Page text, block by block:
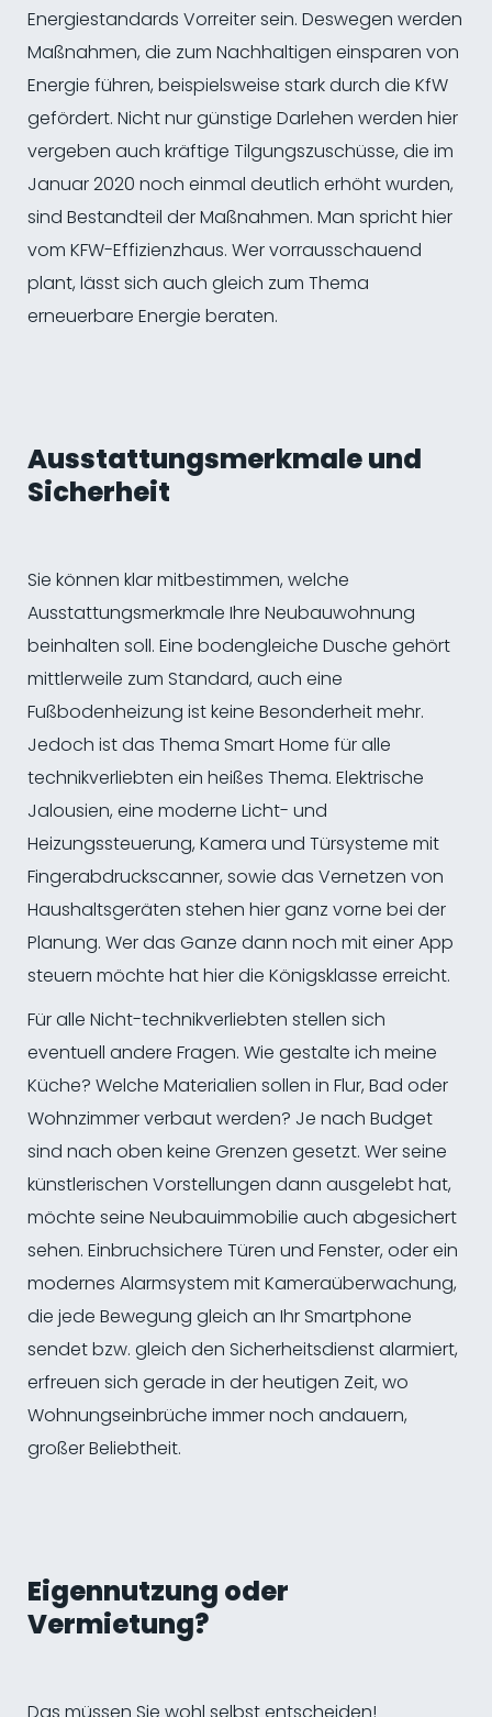
Energiestandards Vorreiter sein. Deswegen werden
Maßnahmen, die zum Nachhaltigen einsparen von
Energie führen, beispielsweise stark durch die KfW
gefördert. Nicht nur günstige Darlehen werden hier
vergeben auch kräftige Tilgungszuschüsse, die im
Januar 2020 noch einmal deutlich erhöht wurden,
sind Bestandteil der Maßnahmen. Man spricht hier
vom KFW-Effizienzhaus. Wer vorrausschauend
plant, lässt sich auch gleich zum Thema
erneuerbare Energie beraten.
Ausstattungsmerkmale und
Sicherheit
Sie können klar mitbestimmen, welche
Ausstattungsmerkmale Ihre Neubauwohnung
beinhalten soll. Eine bodengleiche Dusche gehört
mittlerweile zum Standard, auch eine
Fußbodenheizung ist keine Besonderheit mehr.
Jedoch ist das Thema Smart Home für alle
technikverliebten ein heißes Thema. Elektrische
Jalousien, eine moderne Licht- und
Heizungssteuerung, Kamera und Türsysteme mit
Fingerabdruckscanner, sowie das Vernetzen von
Haushaltsgeräten stehen hier ganz vorne bei der
Planung. Wer das Ganze dann noch mit einer App
steuern möchte hat hier die Königsklasse erreicht.
Für alle Nicht-technikverliebten stellen sich
eventuell andere Fragen. Wie gestalte ich meine
Küche? Welche Materialien sollen in Flur, Bad oder
Wohnzimmer verbaut werden? Je nach Budget
sind nach oben keine Grenzen gesetzt. Wer seine
künstlerischen Vorstellungen dann ausgelebt hat,
möchte seine Neubauimmobilie auch abgesichert
sehen. Einbruchsichere Türen und Fenster, oder ein
modernes Alarmsystem mit Kameraüberwachung,
die jede Bewegung gleich an Ihr Smartphone
sendet bzw. gleich den Sicherheitsdienst alarmiert,
erfreuen sich gerade in der heutigen Zeit, wo
Wohnungseinbrüche immer noch andauern,
großer Beliebtheit.
Eigennutzung oder
Vermietung?
Das müssen Sie wohl selbst entscheiden!